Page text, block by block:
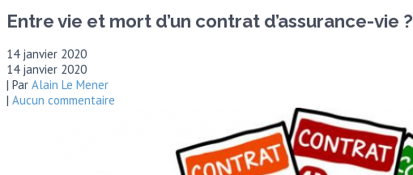
Entre vie et mort d’un contrat d’assurance-vie ?
14 janvier 2020
14 janvier 2020
| Par Alain Le Mener
| Aucun commentaire